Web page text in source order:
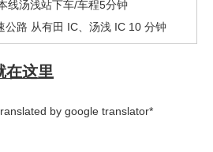
线汤浅站下车/车程5分钟
公路 从有田 IC、汤浅 IC 10 分钟
在这里
by google translator*